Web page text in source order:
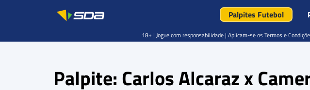
Palpites Futebol
Palpite: Carlos Alcaraz x
18+ | Jogue com responsabilidade | Aplicam-se os Termos e